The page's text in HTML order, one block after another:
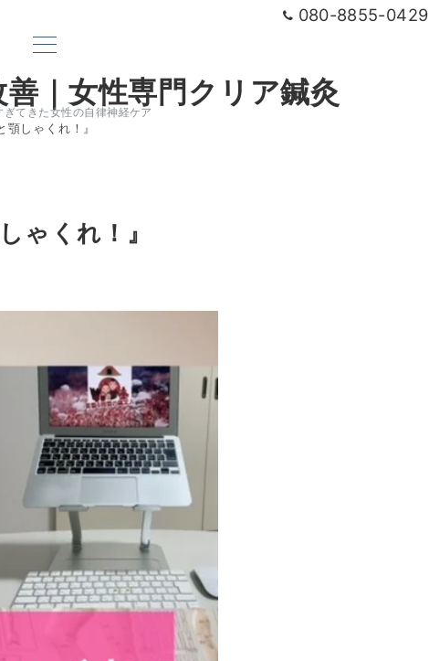
080-8855-0429
｜女性専門クリア鍼灸
ぎてきた女性の自律神経ケア
顎しゃくれ！』
ゃくれ！』